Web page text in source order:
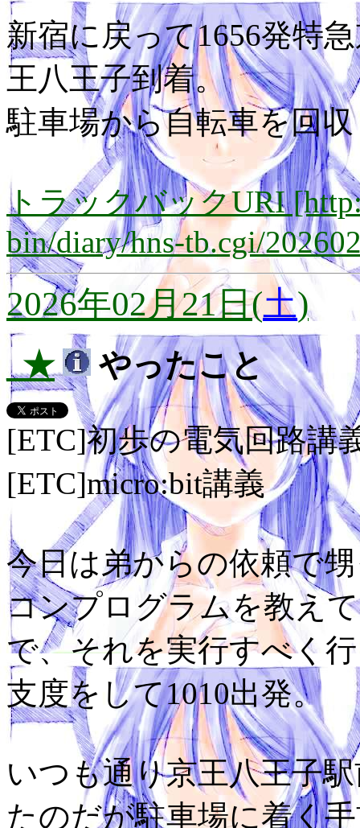
新宿に戻って1656発特
王八王子到着。
駐車場から自転車を回
トラックバックURI
bin/diary/hns-tb.cgi/
2026年02月21日(土)
_★ やったこと
[ETC]初歩の電気回路講
[ETC]micro:bit講義
今日は弟からの依頼で
コンプログラムを教え
で、それを実行すべく
支度をして1010出発。
いつも通り京王八王子
たのだが駐車場に着く